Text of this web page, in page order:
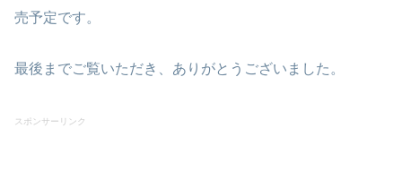
売予定です。
最後までご覧いただき、ありがとうございました。
スポンサーリンク